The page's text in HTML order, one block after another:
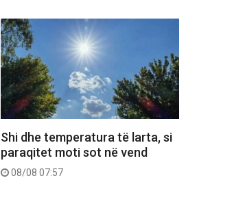
Shi dhe temperatura të larta, si
paraqitet moti sot në vend
08/08 07:57